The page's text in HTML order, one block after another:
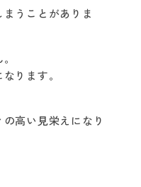
うことがありま
ります。
高い見栄えになり